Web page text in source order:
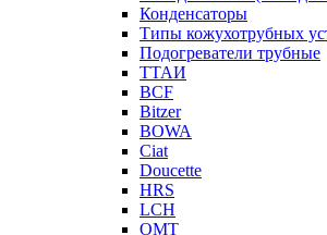
Конденсаторы
Типы кожухотрубных
Подогреватели трубные
ТТАИ
BCF
Bitzer
BOWA
Ciat
Doucette
HRS
LCH
OMT